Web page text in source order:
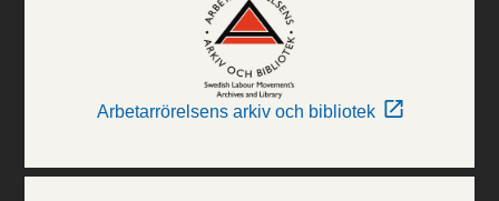
Arbetarrörelsens arkiv och bibliotek